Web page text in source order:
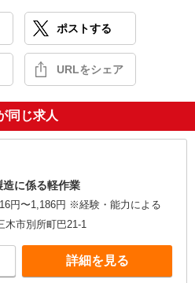
ポストする
URLをシェア
同じ求人
に係る軽作業
円〜1,186円 ※経験・能力による
木市別所町巴21-1
詳細を見る